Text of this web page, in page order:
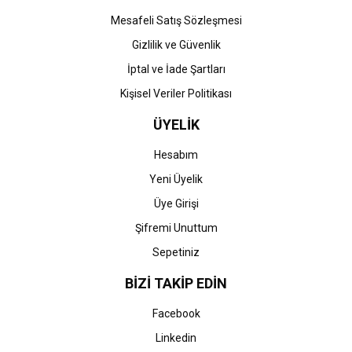
Mesafeli Satış Sözleşmesi
Gizlilik ve Güvenlik
İptal ve İade Şartları
Kişisel Veriler Politikası
ÜYELİK
Hesabım
Yeni Üyelik
Üye Girişi
Şifremi Unuttum
Sepetiniz
BİZİ TAKİP EDİN
Facebook
Linkedin